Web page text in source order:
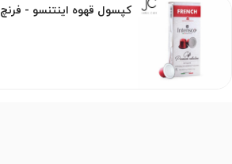
کپسول قهوه اینتنسو - فرنچ